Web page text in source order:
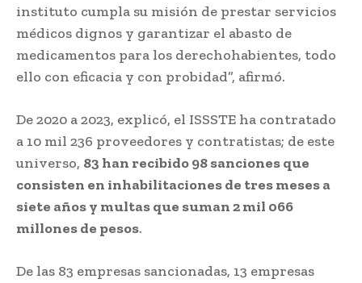
instituto cumpla su misión de prestar servicios
médicos dignos y garantizar el abasto de
medicamentos para los derechohabientes, todo
ello con eficacia y con probidad”, afirmó.
De 2020 a 2023, explicó, el ISSSTE ha contratado
a 10 mil 236 proveedores y contratistas; de este
universo, 83 han recibido 98 sanciones que
consisten en inhabilitaciones de tres meses a
siete años y multas que suman 2 mil 066
millones de pesos.
De las 83 empresas sancionadas, 13 empresas